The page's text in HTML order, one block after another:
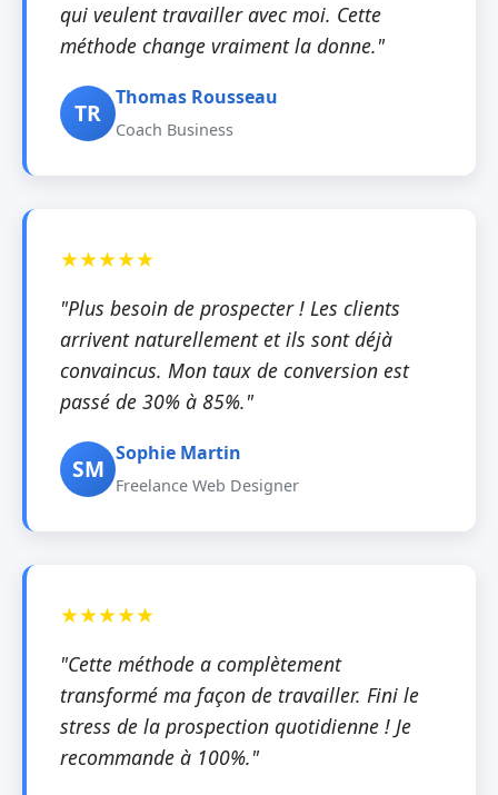
qui veulent travailler avec moi. Cette
méthode change vraiment la donne."
TR
Thomas Rousseau
Coach Business
"Plus besoin de prospecter ! Les clients
arrivent naturellement et ils sont déjà
convaincus. Mon taux de conversion est
passé de 30% à 85%."
SM
Sophie Martin
Freelance Web Designer
"Cette méthode a complètement
transformé ma façon de travailler. Fini le
stress de la prospection quotidienne ! Je
recommande à 100%."